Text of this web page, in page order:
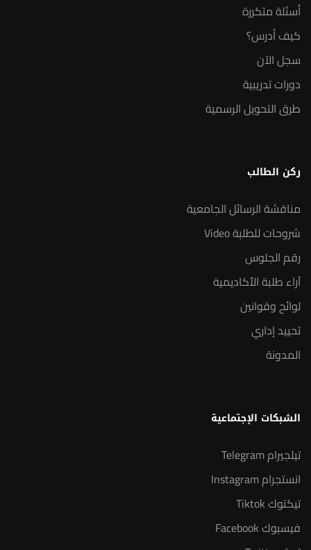
أسئلة متكررة
كيف أدرس؟
سجل الآن
دورات تدريبية
طرق التحويل الرسمية
ركن الطالب
مناقشة الرسائل الجامعية
شروحات للطلبة Video
رقم الجلوس
آراء طلبة الأكاديمية
لوائح وقوانين
تحييد إداري
المدونة
الشبكات الإجتماعية
تيلجيرام Telegram
انستجرام Instagram
تيكتوك Tiktok
فيسبوك Facebook